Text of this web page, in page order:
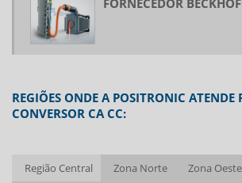
INVERSOR DE FREQUÊNCIA PARA MOTOR TRIFÁSICO PREÇO
INVERSOR DE FREQUÊNCIA PREÇO
INVERSOR DE FREQUÊNCIA TRIFÁSICO PREÇO
MANUTENÇÃO DE CONVERSOR CA CC
MANUTENÇÃO PREVENTIVA EM INVERSOR DE FREQUÊNCIA
FORNECEDOR
REGIÕES ONDE A POSITRONIC ATENDE
CONVERSOR CA CC:
Região Central Zona Norte Zona Oeste